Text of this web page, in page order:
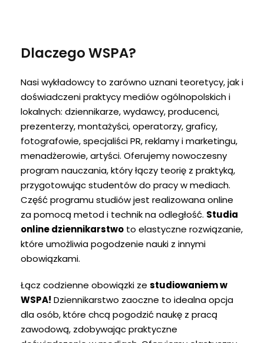
Dlaczego WSPA?
Nasi wykładowcy to zarówno uznani teoretycy, jak i
doświadczeni praktycy mediów ogólnopolskich i
lokalnych: dziennikarze, wydawcy, producenci,
prezenterzy, montażyści, operatorzy, graficy,
fotografowie, specjaliści PR, reklamy i marketingu,
menadżerowie, artyści. Oferujemy nowoczesny
program nauczania, który łączy teorię z praktyką,
przygotowując studentów do pracy w mediach.
Część programu studiów jest realizowana online
za pomocą metod i technik na odległość. Studia
online dziennikarstwo to elastyczne rozwiązanie,
które umożliwia pogodzenie nauki z innymi
obowiązkami.
Łącz codzienne obowiązki ze studiowaniem w
WSPA! Dziennikarstwo zaoczne to idealna opcja
dla osób, które chcą pogodzić naukę z pracą
zawodową, zdobywając praktyczne